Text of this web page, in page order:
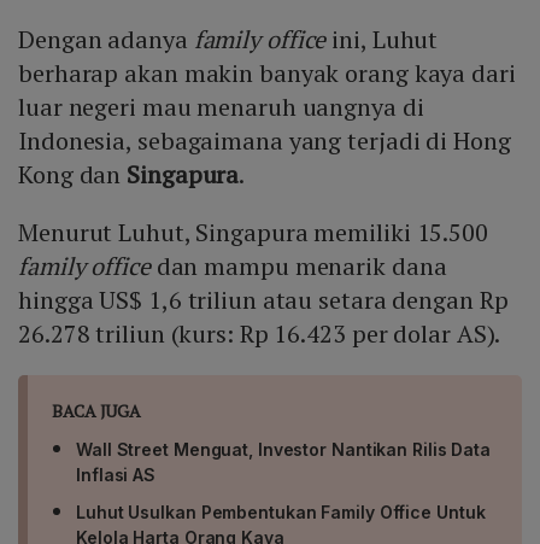
Dengan adanya family officeini, Luhut
berharap akan makin banyak orang kaya dari
luar negeri mau menaruh uangnya di
Indonesia, sebagaimana yang terjadi di Hong
Kong dan Singapura.
Menurut Luhut, Singapura memiliki 15.500
family officedan mampu menarik dana
hingga US$ 1,6 triliun atau setara dengan Rp
26.278 triliun (kurs: Rp 16.423 per dolar AS).
BACA JUGA
Wall Street Menguat, Investor Nantikan Rilis Data
Inflasi AS
Luhut Usulkan Pembentukan Family Office Untuk
Kelola Harta Orang Kaya